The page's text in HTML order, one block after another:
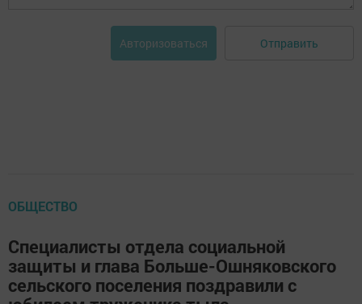
Авторизоваться Отправить
ОБЩЕСТВО
Специалисты отдела социальной
защиты и глава Больше-Ошняковского
сельского поселения поздравили с